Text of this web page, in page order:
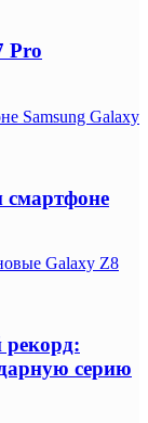
Pro
Samsung Galaxy
смартфоне
Galaxy Z8
рекорд:
серию